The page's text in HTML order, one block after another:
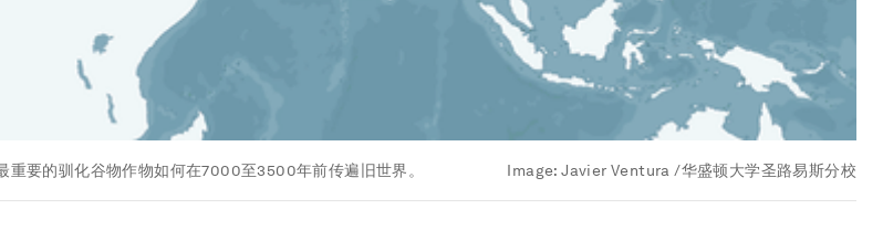
重要的驯化谷物作物如何在7000至3500年前传遍旧世界。 Image:Javier Ventura /华盛顿大学圣路易斯分校